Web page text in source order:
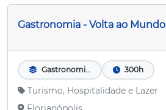
Gastronomia - Volta ao Mundo
Gastronomi... 300h
Turismo, Hospitalidade e Lazer